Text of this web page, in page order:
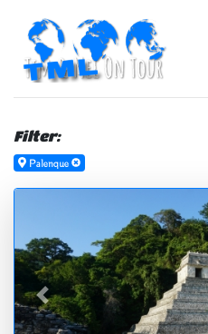
Filter:
Palenque
zurück